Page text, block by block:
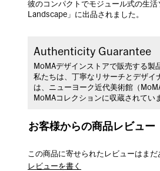
彼のコンパクトでモジュール式の生
Landscape」に出品されました。
Authenticity Guarantee
MoMAデザインストアで販売する製
私たちは、丁寧なリサーチとデザイ
は、ニューヨーク近代美術館（
MoMAコレクションに収蔵されてい
お客様からの商品レビュー
この商品に寄せられたレビューはまだ
レビューを書く